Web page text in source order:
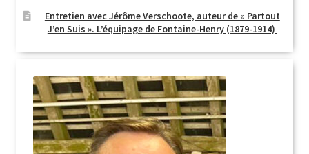
Entretien avec Jérôme Verschoote, auteur de « Partout
J’en Suis ». L’équipage de Fontaine-Henry (1879-1914)